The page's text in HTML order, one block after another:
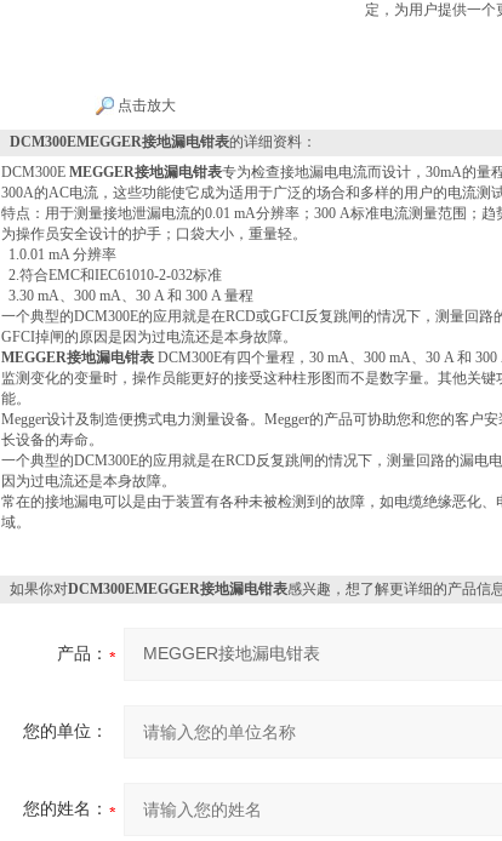
点击放大
定，为用户提供一个
DCM300EMEGGER接地漏电钳表的详细资料：
DCM300E MEGGER接地漏电钳表专为检查接地漏电电流而设计，30mA的量
300A的AC电流，这些功能使它成为适用于广泛的场合和多样的用户的电流测试
特点：用于测量接地泄漏电流的0.01 mA分辨率；300 A标准电流测量范围；趋
为操作员安全设计的护手；口袋大小，重量轻。
1.0.01 mA 分辨率
2.符合EMC和IEC61010-2-032标准
3.30 mA、300 mA、30 A 和 300 A 量程
一个典型的DCM300E的应用就是在RCD或GFCI反复跳闸的情况下，测量回
GFCI掉闸的原因是因为过电流还是本身故障。
MEGGER接地漏电钳表 DCM300E有四个量程，30 mA、300 mA、30 A 和
监测变化的变量时，操作员能更好的接受这种柱形图而不是数字量。其他关
能。
Megger设计及制造便携式电力测量设备。Megger的产品可协助您和您的客户
长设备的寿命。
一个典型的DCM300E的应用就是在RCD反复跳闸的情况下，测量回路的漏电
因为过电流还是本身故障。
常在的接地漏电可以是由于装置有各种未被检测到的故障，如电缆绝缘恶化
域。
如果你对DCM300EMEGGER接地漏电钳表感兴趣，想了解更详细的产品信
产品：
您的单位：
您的姓名：